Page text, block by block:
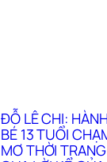
ĐỖ LÊ CHI:
BÉ 13 TUỔI
MƠ THỜI